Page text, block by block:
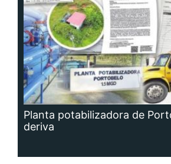
Planta potabilizadora de
deriva